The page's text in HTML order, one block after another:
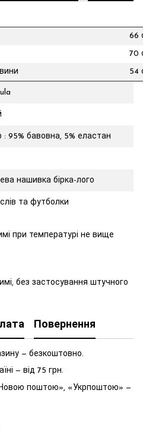
66
70
54
: 95% бавовна, 5% еластан
нашивка бірка-лого
та футболки
при температурі не вище
без застосування штучного
Повернення
— безкоштовно.
— від 75 грн.
поштою», «Укрпоштою» —